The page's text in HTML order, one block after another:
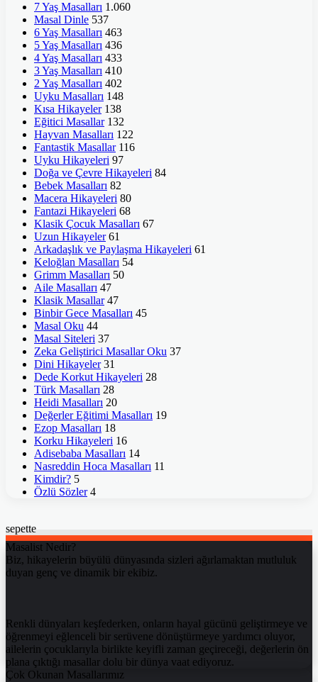
7 Yaş Masalları 1.060
Masal Dinle 537
6 Yaş Masalları 463
5 Yaş Masalları 436
4 Yaş Masalları 433
3 Yaş Masalları 410
2 Yaş Masalları 402
Uyku Masalları 148
Kısa Hikayeler 138
Eğitici Masallar 132
Hayvan Masalları 122
Fantastik Masallar 116
Uyku Hikayeleri 97
Doğa ve Çevre Hikayeleri 84
Bebek Masalları 82
Macera Hikayeleri 80
Fantazi Hikayeleri 68
Klasik Çocuk Masalları 67
Uzun Hikayeler 61
Arkadaşlık ve Paylaşma Hikayeleri 61
Keloğlan Masalları 54
Grimm Masalları 50
Aile Masalları 47
Klasik Masallar 47
Binbir Gece Masalları 45
Masal Oku 44
Masal Siteleri 37
Zeka Geliştirici Masallar Oku 37
Dini Hikayeler 31
Dede Korkut Hikayeleri 28
Türk Masalları 28
Heidi Masalları 20
Değerler Eğitimi Masalları 19
Ezop Masalları 18
Korku Hikayeleri 16
Adisebaba Masalları 14
Nasreddin Hoca Masalları 11
Kimdir? 5
Özlü Sözler 4
sepette
Masalist Nedir?
Biz, hikayelerin büyülü dünyasında sizleri ağırlamaktan mutluluk
duyan genç ve dinamik bir ekibiz.
Renkli dünyaları keşfederken, onların hayal gücünü geliştirmeye ve
öğrenmeyi eğlenceli bir serüvene dönüştürmeye yardımcı oluyor,
ailelerin çocuklarıyla birlikte keyifli zaman geçireceği, değerlerin ön
plana çıktığı masallar dolu bir dünya vaat ediyoruz.
Çok Okunan Masallarımız